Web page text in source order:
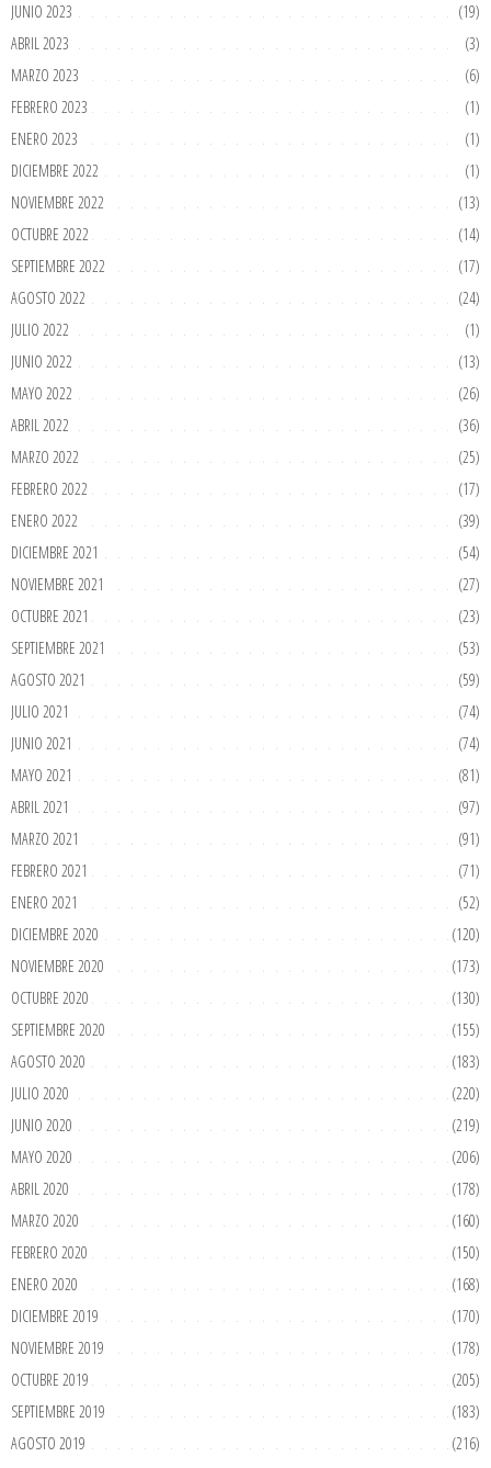
JUNIO 2023
(19)
ABRIL 2023
(3)
MARZO 2023
(6)
FEBRERO 2023
(1)
ENERO 2023
(1)
DICIEMBRE 2022
(1)
NOVIEMBRE 2022
(13)
OCTUBRE 2022
(14)
SEPTIEMBRE 2022
(17)
AGOSTO 2022
(24)
JULIO 2022
(1)
JUNIO 2022
(13)
MAYO 2022
(26)
ABRIL 2022
(36)
MARZO 2022
(25)
FEBRERO 2022
(17)
ENERO 2022
(39)
DICIEMBRE 2021
(54)
NOVIEMBRE 2021
(27)
OCTUBRE 2021
(23)
SEPTIEMBRE 2021
(53)
AGOSTO 2021
(59)
JULIO 2021
(74)
JUNIO 2021
(74)
MAYO 2021
(81)
ABRIL 2021
(97)
MARZO 2021
(91)
FEBRERO 2021
(71)
ENERO 2021
(52)
DICIEMBRE 2020
(120)
NOVIEMBRE 2020
(173)
OCTUBRE 2020
(130)
SEPTIEMBRE 2020
(155)
AGOSTO 2020
(183)
JULIO 2020
(220)
JUNIO 2020
(219)
MAYO 2020
(206)
ABRIL 2020
(178)
MARZO 2020
(160)
FEBRERO 2020
(150)
ENERO 2020
(168)
DICIEMBRE 2019
(170)
NOVIEMBRE 2019
(178)
OCTUBRE 2019
(205)
SEPTIEMBRE 2019
(183)
AGOSTO 2019
(216)